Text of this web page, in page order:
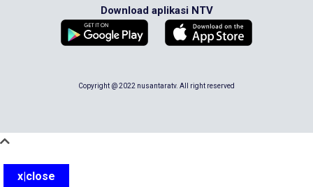
Download aplikasi NTV
Copyright @ 2022 nusantaratv. All right reserved
x|close